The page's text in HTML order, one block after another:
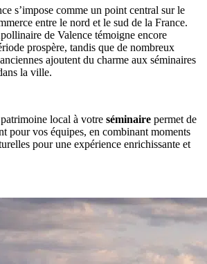
s’impose comme un point central sur le
entre le nord et le sud de la France.
de Valence témoigne encore
prospère, tandis que de nombreux
anciennes ajoutent du charme aux séminaires
la ville.
local à votre séminaire permet de
pour vos équipes, en combinant moments
pour une expérience enrichissante et